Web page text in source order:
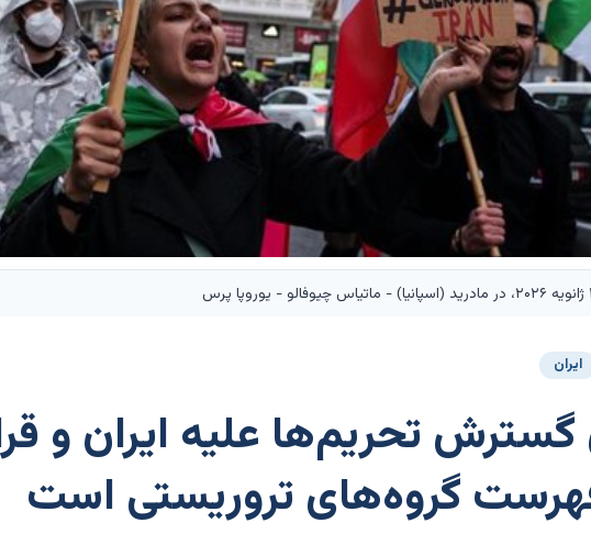
ایران
گسترش تحریم‌ها علیه ایران و
گروه‌های تروریستی است